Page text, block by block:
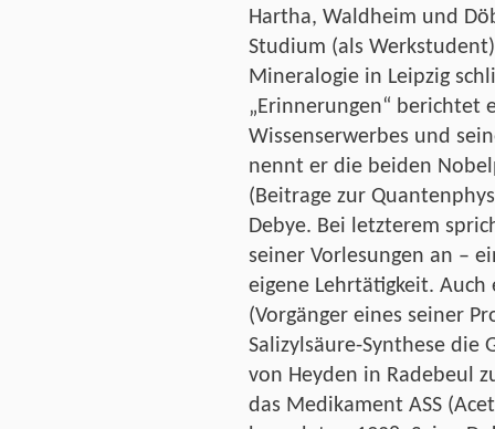
Hartha, Waldheim und
Studium (als
Mineralogie in Leipzig
„Erinnerungen“ berichtet
Wissenserwerbes und
nennt er die beiden
(Beitrage zur
Debye. Bei letzterem
seiner Vorlesungen an –
eigene Lehrtätigkeit.
(Vorgänger eines seiner
Salizylsäure-Synthese die
von Heyden in Radebeul
das Medikament ASS